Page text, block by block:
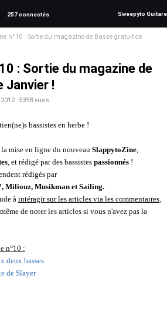
257 connectés Sweepyto Guitare
n°10 : Sortie du magazine de Basse gratuit de
: Sortie du magazine de
Janvier !
5398 vues
bassistes en herbe !
mise en ligne du nouveau SlappytoZine,
, et rédigé par des bassistes passionnés !
rédigés par
Miliouz, Musikman et Sailing.
à intéragir sur les articles via les commentaires,
de noter les articles si vous n'avez pas la
n°10 :
deux basses
de Slayer